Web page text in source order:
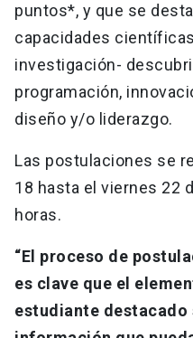
puntos*, y que se
capacidades
investigación-
programación,
diseño y/o liderazgo.
Las postulaciones se
18 hasta el viernes 22
horas.
“El proceso de
es clave que el
estudiante destacado